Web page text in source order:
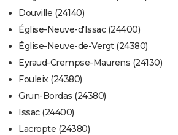
Douville (24140)
Église-Neuve-d'Issac (24400)
Église-Neuve-de-Vergt (24380)
Eyraud-Crempse-Maurens (24130)
Fouleix (24380)
Grun-Bordas (24380)
Issac (24400)
Lacropte (24380)